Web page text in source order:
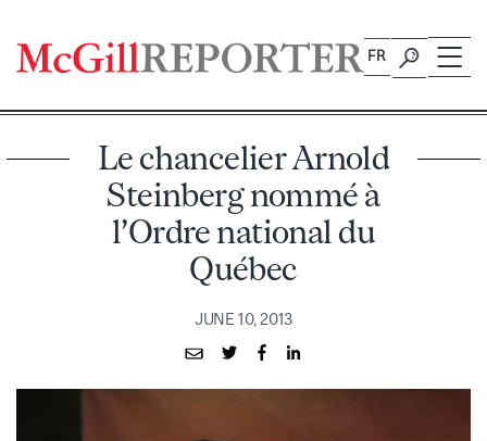
content
FR
Le chancelier Arnold
Steinberg nommé à
l’Ordre national du
Québec
JUNE 10, 2013